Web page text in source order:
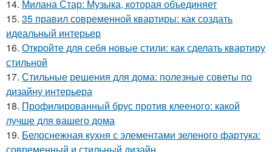
14. Милана Стар: Музыка, которая объединяет
15. 35 правил современной квартиры: как создать
идеальный интерьер
16. Откройте для себя новые стили: как сделать квартиру
стильной
17. Стильные решения для дома: полезные советы по
дизайну интерьера
18. Профилированный брус против клееного: какой
лучше для вашего дома
19. Белоснежная кухня с элементами зеленого фартука: